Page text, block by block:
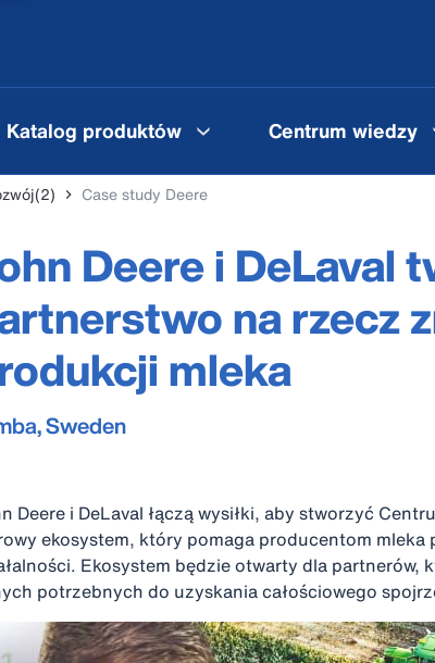
Katalog produktów Centrum wiedzy
Case study Deere
Deere i DeLaval
na rzecz
mleka
Sweden
Deere i DeLaval łączą wysiłki, aby stworzyć
ekosystem, który pomaga producentom
Ekosystem będzie otwarty dla
potrzebnych do uzyskania całościowego